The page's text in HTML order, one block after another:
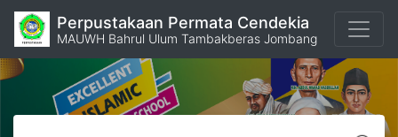
Perpustakaan Permata Cendekia
MAUWH Bahrul Ulum Tambakberas Jombang